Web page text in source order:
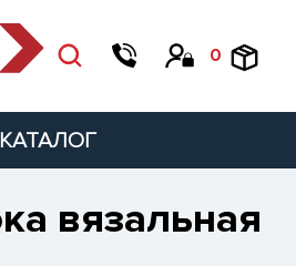
0
КАТАЛОГ
вязальная